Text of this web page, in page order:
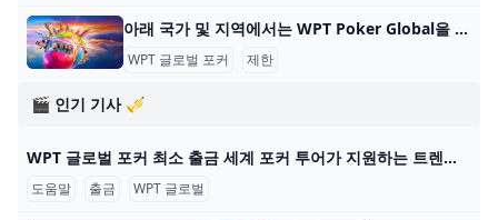
아래 국가 및 지역에서는 WPT Poker Global을 다운로드하고 플레이할 수 없습니다. WPT Global Poker는 100개 이상의 국가에서 플레이어가 접속할 수 있지만 현지 규정에 따른 특정 제한 사항이 있습니다. 아래 국가 및 지역에서 WPT Poker Global을 다운
WPT 글로벌 포커 제한
🎬 인기 기사 🎺
WPT 글로벌 포커 최소 출금 세계 포커 투어가 지원하는 트렌디한 포커 플랫폼 WPT 글로벌의 혜택을 알아보세요. 원활한 게임 플레이를 위한 간편한 입출금 프로세스에 대해 배워보세요. 2022년에
도움말 출금 WPT 글로벌